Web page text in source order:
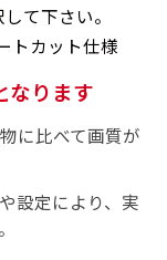
て下さい。
トカット仕様
なります
に比べて画質が
設定により、実
イプがござ
イプがござ